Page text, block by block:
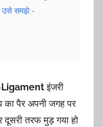
उसे समझे:-
इंजरी
पैर अपनी जगह पर
दूसरी तरफ मुड़ गया हो